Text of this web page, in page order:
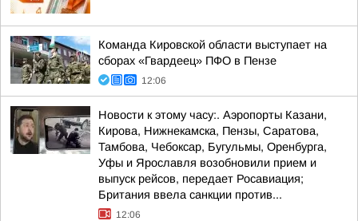
Команда Кировской области выступает на
сборах «Гвардеец» ПФО в Пензе
12:06
Новости к этому часу:. Аэропорты Казани,
Кирова, Нижнекамска, Пензы, Саратова,
Тамбова, Чебоксар, Бугульмы, Оренбурга,
Уфы и Ярославля возобновили прием и
выпуск рейсов, передает Росавиация;
Британия ввела санкции против...
12:06